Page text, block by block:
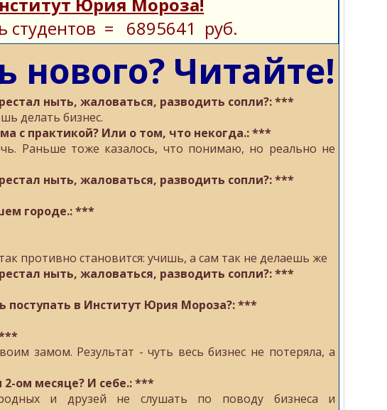
студентов = 6895641 руб.
нового? Читайте!
ныть, жаловаться, разводить сопли?: ***
делать бизнес.
с практикой? Или о том, что некогда.: ***
Раньше тоже казалось, что понимаю, но реально не
ныть, жаловаться, разводить сопли?: ***
городе.: ***
противно становится: учишь, а сам так не делаешь же
ныть, жаловаться, разводить сопли?: ***
в Институт Юрия Мороза?: ***
замом. Результат - чуть весь бизнес не потеряла, а
2-ом месяце? И себе.: ***
и друзей не слушать по поводу бизнеса и